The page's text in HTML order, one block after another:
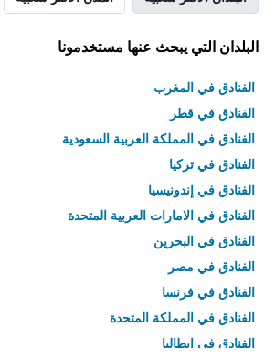
البلدان التي يبحث عنها مستخدمونا
الفنادق في المغرب
الفنادق في قطر
الفنادق في المملكة العربية السعودية
الفنادق في تركيا
الفنادق في إندونيسيا
الفنادق في الامارات العربية المتحدة
الفنادق في البحرين
الفنادق في مصر
الفنادق في فرنسا
الفنادق في المملكة المتحدة
الفنادق في إيطاليا